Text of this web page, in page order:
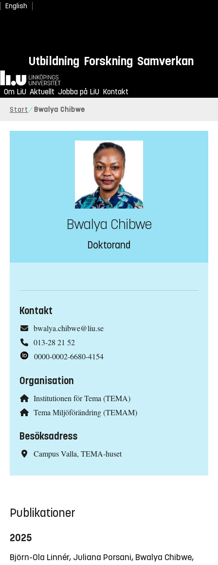
English
Utbildning Forskning Samverkan
Hem
Om LiU Aktuellt Jobba på LiU Kontakt
Start Bwalya Chibwe
Bwalya Chibwe
Doktorand
Kontakt
bwalya.chibwe@liu.se
013-28 21 52
0000-0002-6680-4154
Organisation
Institutionen för Tema (TEMA)
Tema Miljöförändring (TEMAM)
Besöksadress
Campus Valla, TEMA-huset
Publikationer
2025
Björn-Ola Linnér, Juliana Porsani, Bwalya Chibwe,